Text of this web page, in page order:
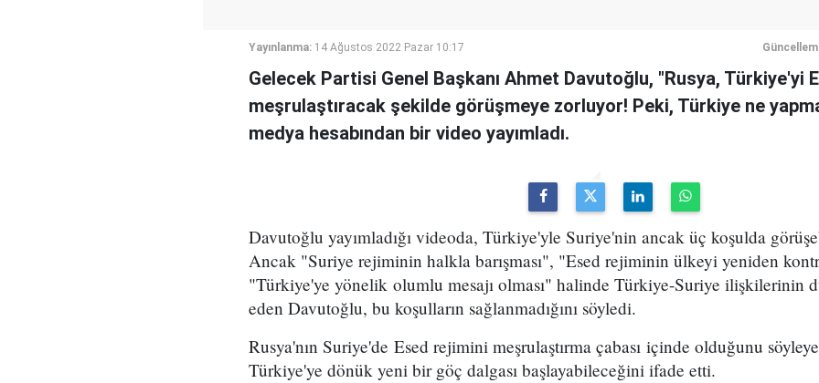
Yayınlanma: 14 Ağustos 2022 Pazar 10:17
Gelecek Partisi Genel Başkanı Ahmet Davutoğlu, "Rusya, Türkiye'yi
meşrulaştıracak şekilde görüşmeye zorluyor! Peki, Türkiye ne
medya hesabından bir video yayımladı.
Davutoğlu yayımladığı videoda, Türkiye'yle Suriye'nin ancak üç koşulda
Ancak "Suriye rejiminin halkla barışması", "Esed rejiminin ülkeyi yeniden
"Türkiye'ye yönelik olumlu mesajı olması" halinde Türkiye-Suriye ilişkilerinin
eden Davutoğlu, bu koşulların sağlanmadığını söyledi.
Rusya'nın Suriye'de Esed rejimini meşrulaştırma çabası içinde olduğunu
Türkiye'ye dönük yeni bir göç dalgası başlayabileceğini ifade etti.